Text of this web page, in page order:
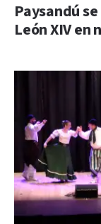
Paysandú
León XIV en